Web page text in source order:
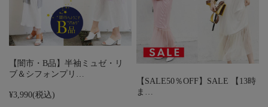
【闇市・B品】半袖ミュゼ・リ
ブ＆シフォンプリ…
¥3,990(税込)
【SALE50％OFF】SALE 【13時
ま…